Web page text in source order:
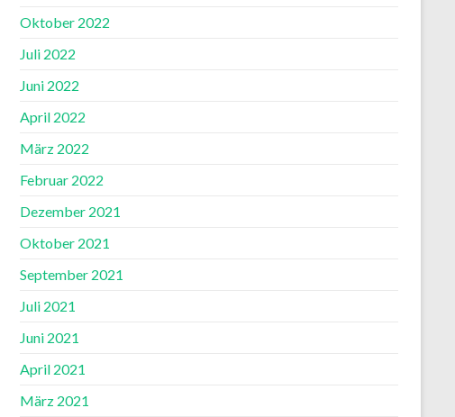
Oktober 2022
Juli 2022
Juni 2022
April 2022
März 2022
Februar 2022
Dezember 2021
Oktober 2021
September 2021
Juli 2021
Juni 2021
April 2021
März 2021